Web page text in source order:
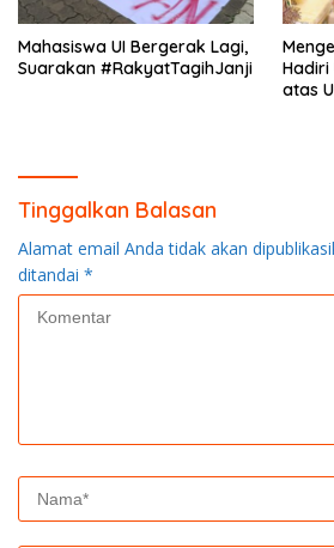
Mahasiswa UI Bergerak Lagi,
Suarakan #RakyatTagihJanji
Hadiri
atas
Tinggalkan Balasan
Alamat email Anda tidak akan
ditandai *